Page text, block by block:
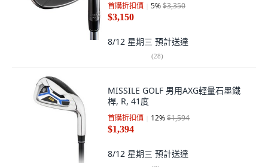
首購折扣價 5%$3,350
$3,150
8/12 星期三 預計送達
(28)
MISSILE GOLF 男用AXG輕量石墨鐵
桿, R, 41度
首購折扣價 12%$1,594
$1,394
8/12 星期三 預計送達